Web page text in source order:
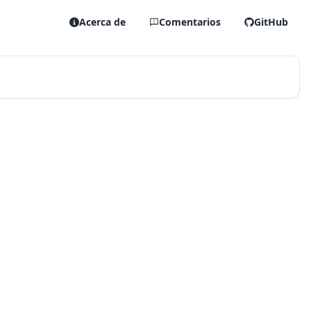
Acerca de Comentarios GitHub